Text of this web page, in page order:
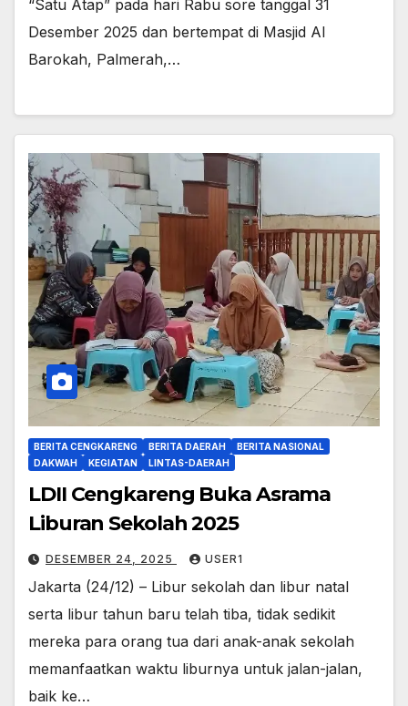
“Satu Atap” pada hari Rabu sore tanggal 31
Desember 2025 dan bertempat di Masjid Al
Barokah, Palmerah,…
BERITA CENGKARENG BERITA DAERAH
BERITA NASIONAL
DAKWAH
KEGIATAN LINTAS-DAERAH
LDII Cengkareng Buka Asrama
Liburan Sekolah 2025
DESEMBER 24, 2025 USER1
Jakarta (24/12) – Libur sekolah dan libur natal
serta libur tahun baru telah tiba, tidak sedikit
mereka para orang tua dari anak-anak sekolah
memanfaatkan waktu liburnya untuk jalan-jalan,
baik ke…